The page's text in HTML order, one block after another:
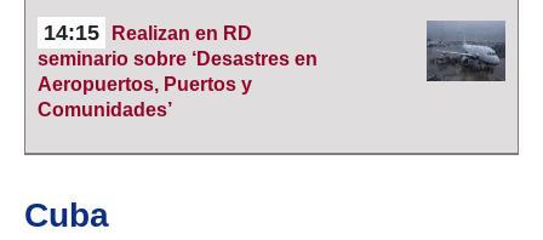
14:15
Realizan en RD
seminario sobre ‘Desastres en
Aeropuertos, Puertos y
Comunidades’
Cuba